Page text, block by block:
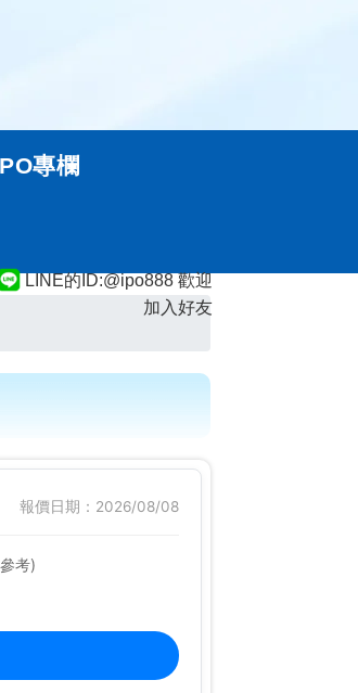
LINE的ID:@ipo888 歡迎
加入好友
專欄
報價日期：2026/08/08
考)